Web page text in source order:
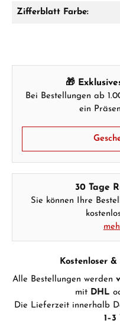
Hersteller-
Zifferblatt Farbe:
🎁
Bei Bestellungen ab
ein
30 Tage
Sie können Ihre
Kostenloser
Alle Bestellungen werden
mit DHL
Die Lieferzeit innerhalb